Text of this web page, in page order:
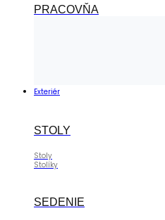
PRACOVŇA
Exteriér
STOLY
Stoly
Stolíky
SEDENIE